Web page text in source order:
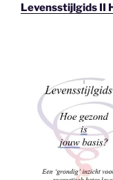
Levensstijlgids II